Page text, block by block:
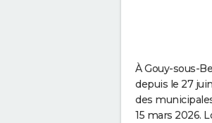
À Gouy-sous-
depuis le 27
des
15 mars 2026.